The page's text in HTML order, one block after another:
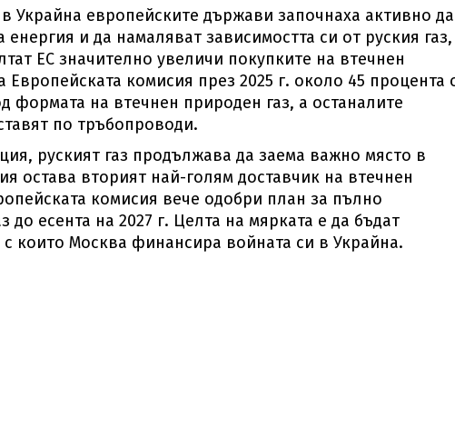
Украйна европейските държави започнаха активно да
и да намаляват зависимостта си от руския газ,
ЕС значително увеличи покупките на втечнен
комисия през 2025 г. около 45 процента
формата на втечнен природен газ, а останалите
по тръбопроводи.
руският газ продължава да заема важно място в
остава вторият най-голям доставчик на втечнен
комисия вече одобри план за пълно
до есента на 2027 г. Целта на мярката е да бъдат
които Москва финансира войната си в Украйна.